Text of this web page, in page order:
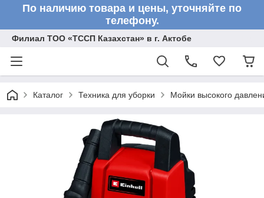
По наличию товара и цены, уточняйте по
телефону.
Филиал ТОО «ТССП Казахстан» в г. Актобе
Каталог Техника для уборки Мойки высокого